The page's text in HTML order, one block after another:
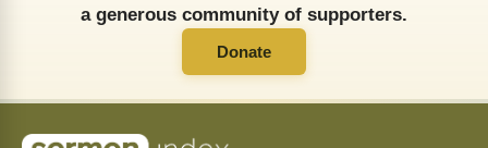
a generous community of supporters.
Donate